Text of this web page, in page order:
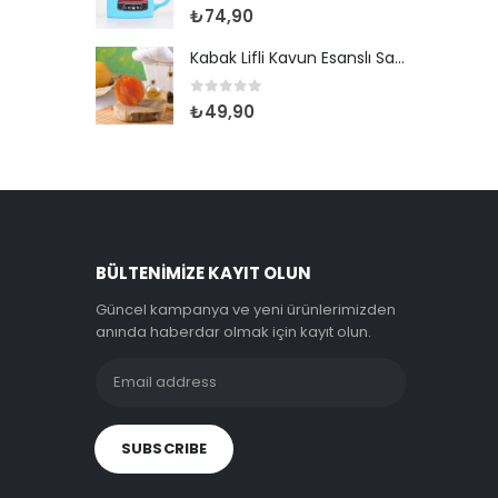
out of 5
₺74,90
Kabak Lifli Kavun Esanslı Sabun
out of 5
₺49,90
BÜLTENIMIZE KAYIT OLUN
Güncel kampanya ve yeni ürünlerimizden
anında haberdar olmak için kayıt olun.